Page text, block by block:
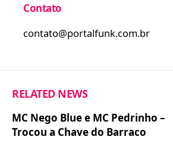
Contato
contato@portalfunk.com.br
RELATED NEWS
MC Nego Blue e MC Pedrinho –
Trocou a Chave do Barraco